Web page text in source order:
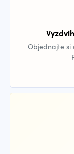
Objednajte si